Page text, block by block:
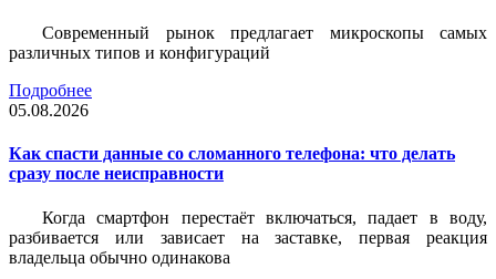
Современный рынок предлагает микроскопы самых
различных типов и конфигураций
Подробнее
05.08.2026
Как спасти данные со сломанного телефона: что делать
сразу после неисправности
Когда смартфон перестаёт включаться, падает в воду,
разбивается или зависает на заставке, первая реакция
владельца обычно одинакова